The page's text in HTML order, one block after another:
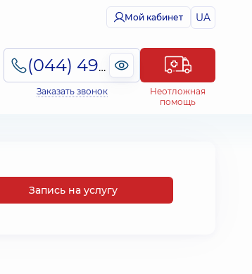
Мой кабинет UA
(044) 495-2-888
Заказать звонок
Неотложная
помощь
Запись на услугу